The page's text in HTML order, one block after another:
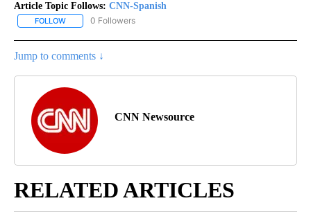
Article Topic Follows: CNN-Spanish
FOLLOW FOLLOW "CNN-SPANISH" TO RECEIVE NOTIFICATIONS ABOUT
0 Followers
Jump to comments ↓
CNN Newsource
RELATED ARTICLES